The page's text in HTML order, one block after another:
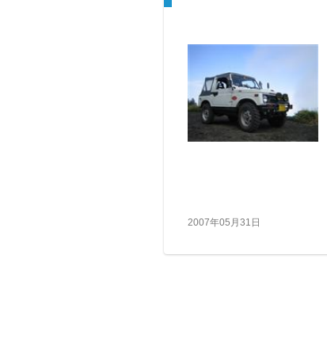
2007年05月31日